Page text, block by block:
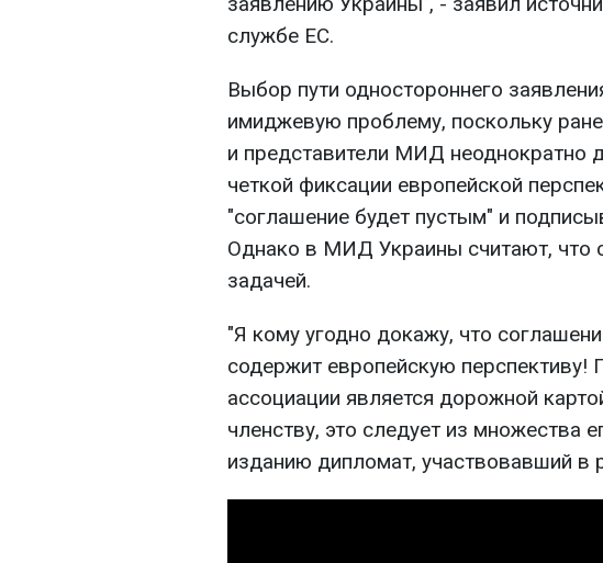
службе ЕС.
Выбор пути одностороннего
имиджевую проблему, поскольку
и представители МИД неоднократно
четкой фиксации европейской
"соглашение будет пустым" и
Однако в МИД Украины считают, что
задачей.
"Я кому угодно докажу, что
содержит европейскую перспективу!
ассоциации является дорожной
членству, это следует из множества
изданию дипломат, участвовавший в